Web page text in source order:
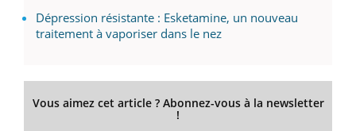
Dépression résistante : Esketamine, un nouveau
traitement à vaporiser dans le nez
Vous aimez cet article ? Abonnez-vous à la newsletter
!